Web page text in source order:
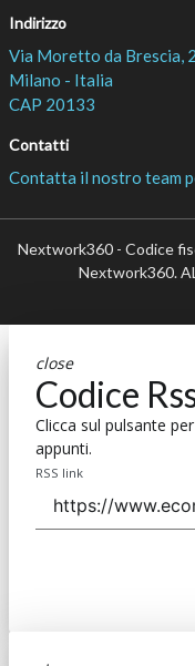
Indirizzo
Via Moretto da Brescia,
Milano - Italia
CAP 20133
Contatti
Contatta il nostro team
Nextwork360 - Codice
Nextwork360.
close
Codice
Clicca sul pulsante
appunti.
RSS link